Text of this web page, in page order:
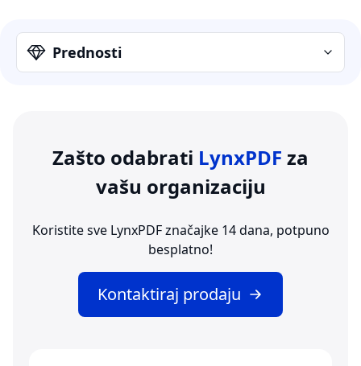
Prednosti
Zašto odabrati LynxPDF za
vašu organizaciju
Kontaktiraj prodaju
Koristite sve LynxPDF značajke 14 dana, potpuno
besplatno!